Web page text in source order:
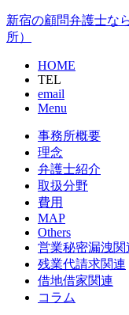
新宿の顧問弁護士な
所）
HOME
TEL
email
Menu
事務所概要
理念
弁護士紹介
取扱分野
費用
MAP
Others
営業秘密漏洩関
残業代請求関連
借地借家関連
コラム